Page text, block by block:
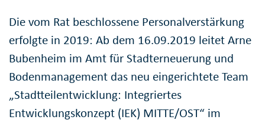
Die vom Rat beschlossene Personalverstärkung
erfolgte in 2019: Ab dem 16.09.2019 leitet Arne
Bubenheim im Amt für Stadterneuerung und
Bodenmanagement das neu eingerichtete Team
„Stadtteilentwicklung: Integriertes
Entwicklungskonzept (IEK) MITTE/OST“ im